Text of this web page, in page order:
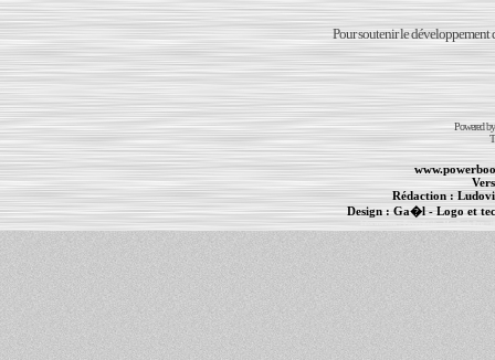
Pour soutenir le développement
Powered
Rédaction :
Design :Ga�l- Logo et